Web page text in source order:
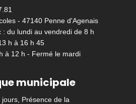
- 47140 Penne d'Agenais
: du lundi au vendredi de 8 h
h à 16 h 45
à 12 h - Fermé le mardi
municipale
Présence de la